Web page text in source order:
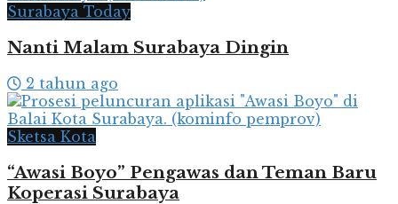
Surabaya Today
Nanti Malam Surabaya Dingin
2 tahun ago
Sketsa Kota
“Awasi Boyo” Pengawas dan Teman Baru
Koperasi Surabaya